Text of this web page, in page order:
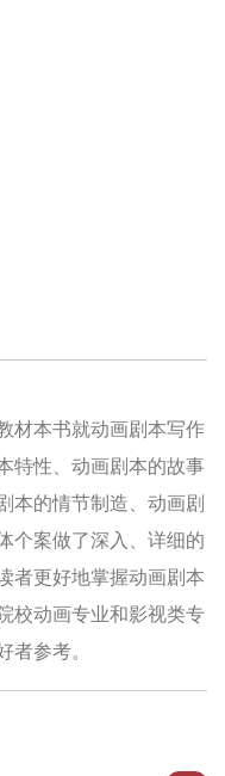
材本书就动画剧本写作
特性、动画剧本的故事
本的情节制造、动画剧
个案做了深入、详细的
者更好地掌握动画剧本
校动画专业和影视类专
者参考。